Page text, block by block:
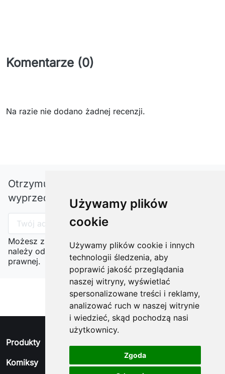
Używamy plików
cookie
Używamy plików cookie i innych
technologii śledzenia, aby
poprawić jakość przeglądania
naszej witryny, wyświetlać
spersonalizowane treści i reklamy,
analizować ruch w naszej witrynie
i wiedzieć, skąd pochodzą nasi
użytkownicy.
Zgoda
Komentarze (0)
Na razie nie dodano żadnej recenzji.
Otrzymuj informację o nowościach i
wyprzedażach
Możesz zrezygnować w każdej chwili. W tym celu
należy odnaleźć szczegóły w naszej informacji
prawnej.
Produkty
Komiksy